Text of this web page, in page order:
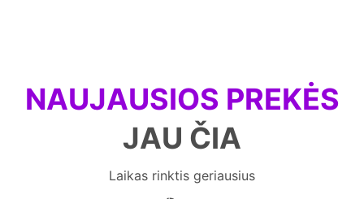
NAUJAUSIOS PREKĖS
JAU ČIA
Laikas rinktis geriausius